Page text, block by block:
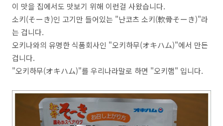
이 맛을 집에서도 맛보기 위해 이런걸 사왔습니다.
소키(そーき)인 고기만 들어있는 "난코츠 소키(軟骨そーき)"라
는 겁니다.
오키나와의 유명한 식품회사인 "오키하무(オキハム)"에서 만든
겁니다.
"오키하무(オキハム)"를 우리나라말로 하면 "오키햄" 입니다.